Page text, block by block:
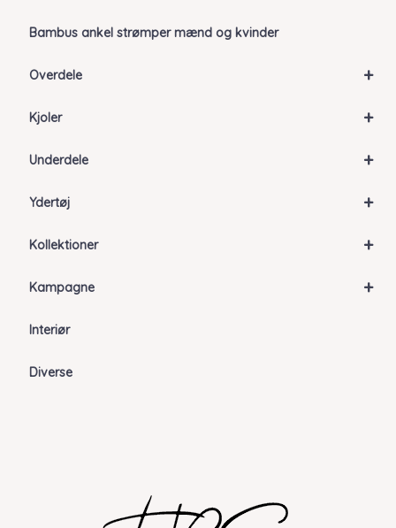
Bambus ankel strømper mænd og kvinder
+
Overdele
+
Kjoler
+
Underdele
+
Ydertøj
+
Kollektioner
+
Kampagne
Interiør
Diverse